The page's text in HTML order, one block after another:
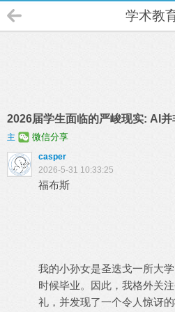
学术教
2026届学生面临的严峻现实: AI
主
微信分享
casper
2026-5-31 10:33:25
福布斯
我的小孙女是圣迭戈一所大
时候毕业。因此，我格外关
礼，并发现了一个令人惊讶